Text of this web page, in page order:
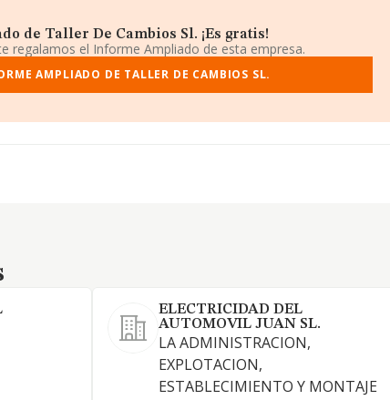
de Taller De Cambios Sl. ¡Es gratis!
regalamos el Informe Ampliado de esta empresa.
AMPLIADO DE TALLER DE CAMBIOS SL.
ELECTRICIDAD DEL
AUTOMOVIL JUAN SL.
LA ADMINISTRACION,
EXPLOTACION,
ESTABLECIMIENTO Y MONTAJE